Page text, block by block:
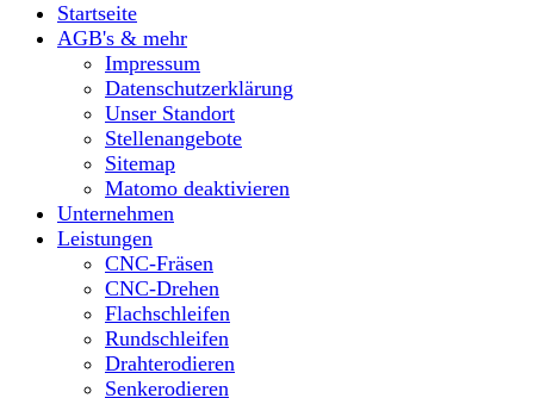
Startseite
AGB's & mehr
Impressum
Datenschutzerklärung
Unser Standort
Stellenangebote
Sitemap
Matomo deaktivieren
Unternehmen
Leistungen
CNC-Fräsen
CNC-Drehen
Flachschleifen
Rundschleifen
Drahterodieren
Senkerodieren